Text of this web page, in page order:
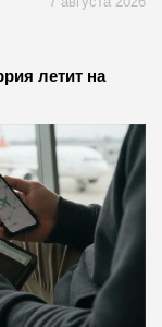
летит на